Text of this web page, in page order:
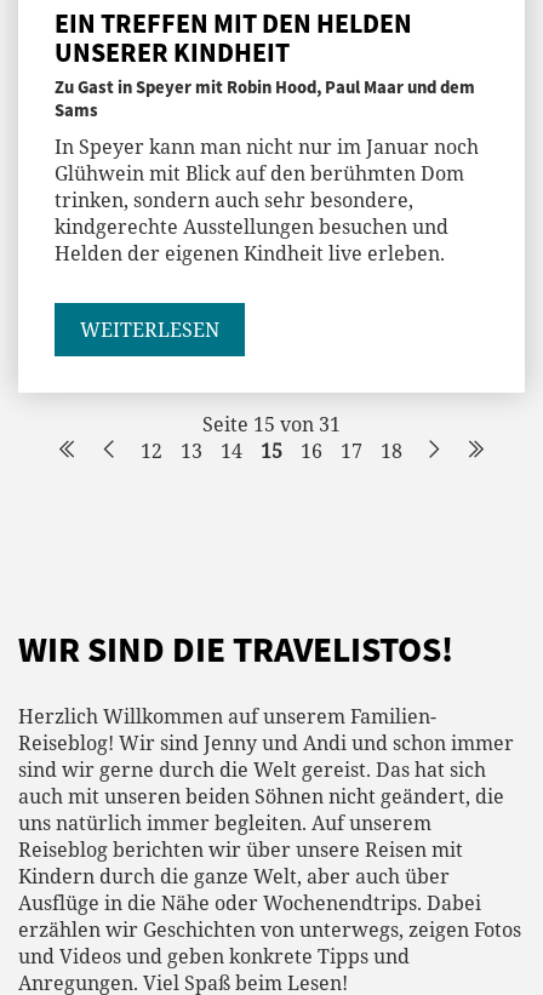
EIN TREFFEN MIT DEN HELDEN
UNSERER KINDHEIT
Zu Gast in Speyer mit Robin Hood, Paul Maar und dem
Sams
In Speyer kann man nicht nur im Januar noch
Glühwein mit Blick auf den berühmten Dom
trinken, sondern auch sehr besondere,
kindgerechte Ausstellungen besuchen und
Helden der eigenen Kindheit live erleben.
WEITERLESEN
Seite 15 von 31
12
13 14 15 16 17 18
WIR SIND DIE TRAVELISTOS!
Herzlich Willkommen auf unserem Familien-
Reiseblog! Wir sind Jenny und Andi und schon immer
sind wir gerne durch die Welt gereist. Das hat sich
auch mit unseren beiden Söhnen nicht geändert, die
uns natürlich immer begleiten. Auf unserem
Reiseblog berichten wir über unsere Reisen mit
Kindern durch die ganze Welt, aber auch über
Ausflüge in die Nähe oder Wochenendtrips. Dabei
erzählen wir Geschichten von unterwegs, zeigen Fotos
und Videos und geben konkrete Tipps und
Anregungen. Viel Spaß beim Lesen!